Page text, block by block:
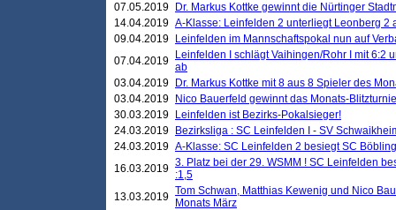
07.05.2019
Dr. Markus Kottke gewinnt die Nürtinger
14.04.2019 A-Klasse: Leinfelden 2 unterliegt Leonberg 2
09.04.2019
Leinfelden im Mannschaftspokal nun auf
07.04.2019
Leinfelden I schlägt Vaihingen/Rohr I mit 6:2
ab
03.04.2019
Dr. Markus Kottke mit 8 aus 8 Spieler des
03.04.2019
Nico Bauerfeld gewinnt das Monats-
30.03.2019
Leinfelden ist Bezirks-Pokalsieger!
24.03.2019
Bezirksliga : SC Leinfelden I - SV
24.03.2019 A-Klasse: SC Leinfelden 2 besiegt SC
16.03.2019 3. Platz bei der 29. WSMM ! SC Leinfelden
:1,5
13.03.2019 Tom Schwan, Matthias Kewenig und Nico
Monats März